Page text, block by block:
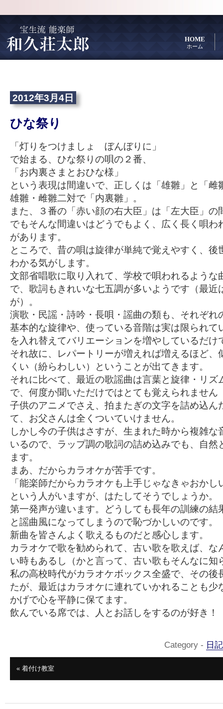
HOME
ホーム
2012年3月4日
ひな祭り
「灯りをつけましょ ぼんぼりに」
で始まる、ひな祭りの唄の２番、
「お内裏さまとおひな様」
という表現は間違いで、正しくは「雄雛」と「雌
雄雛・雌雛二対で「内裏雛」。
また、３番の「赤い顔の右大臣」は「左大臣」の
でもそんな間違いはどうでもよく、広く長く唄わ
があります。
ところで、昔の唄は旋律が単純で覚えやすく、後
わかる気がします。
文部省唱歌に取り入れて、学校で唄われるような
で、歌詞もきれいな七五調が多いようです（最近
が）。
演歌・民謡・詩吟・長唄・謡曲の類も、それぞれ
基本的な旋律や、使っている音階は実は限られて
を入れ替えてバリエーションを増やしているだけ
それ故に、レパートリーが増えれば増えるほど、
くい（紛らわしい）ということが出てきます。
それに比べて、最近の歌謡曲は言葉と旋律・リズ
で、何度か聞いただけではとても覚えられません
子供のアニメでさえ、拍またぎの文字を詰め込ん
て、お父さんは全くついていけません。
しかし今の子供はさすが、生まれた時から複雑な
いるので、ラップ調の歌詞の詰め込みでも、自然
ます。
まあ、だからカラオケが苦手です。
「能楽師だからカラオケも上手じゃなきゃおかし
という人がいますが、はたしてそうでしょうか。
第一発声が違います。どうしても長年の訓練の結
と謡曲風になってしまうので恥づかしいのです。
新曲を皆さんよく歌えるものだと感心します。
カラオケで歌を勧められて、古い歌を歌えば、な
い時もあるし（かと言って、古い歌もそんなに知
私の高校時代がカラオケボックス全盛で、その後
たが、最近はカラオケに連れていかれることも少
かげで心を平静に保てます。
飲んでいる席では、人とお話しをするのが好き！
Category - 日記
« 着付け教室